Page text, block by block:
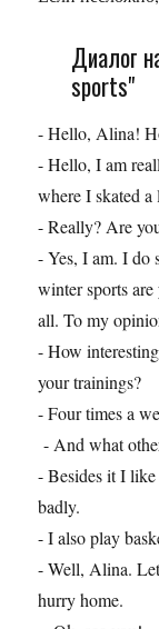
Диалог
sports"
- Hello, Alina!
- Hello, I am
where I skated a
- Really? Are
- Yes, I am. I do
winter sports
all. To my
- How
your trainings?
- Four times a
- And what
- Besides it I
badly.
- I also play
- Well, Alina.
hurry home.